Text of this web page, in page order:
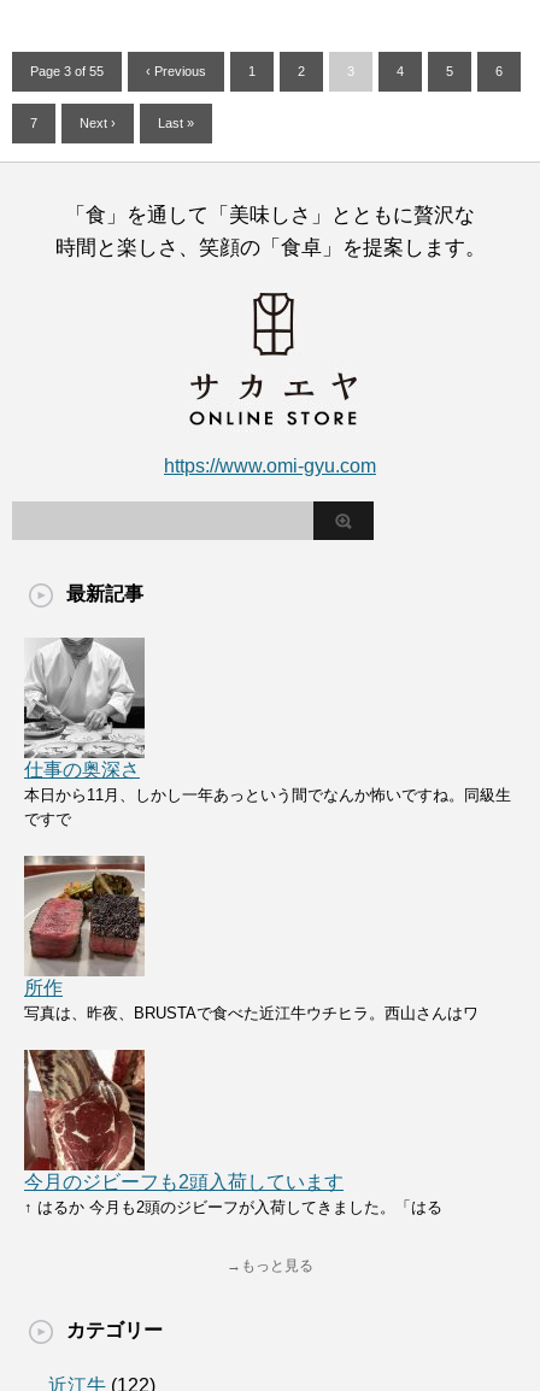
Page 3 of 55 ‹ Previous 1 2 3 4 5 6
7 Next › Last »
「食」を通して「美味しさ」とともに贅沢な
時間と楽しさ、笑顔の「食卓」を提案します。
https://www.omi-gyu.com
最新記事
仕事の奥深さ
本日から11月、しかし一年あっという間でなんか怖いですね。同級生
ですで
所作
写真は、昨夜、BRUSTAで食べた近江牛ウチヒラ。西山さんはワ
今月のジビーフも2頭入荷しています
↑ はるか 今月も2頭のジビーフが入荷してきました。「はる
→もっと見る
カテゴリー
近江牛 (122)